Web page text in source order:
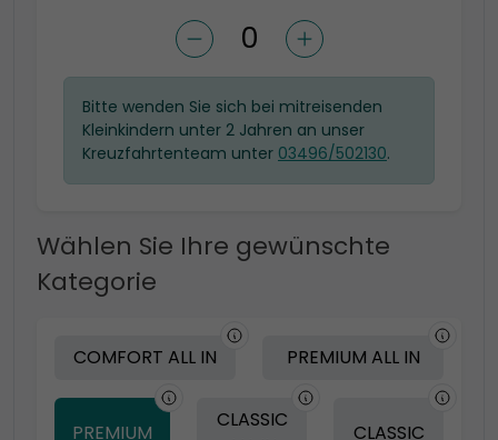
Bitte wenden Sie sich bei mitreisenden
Kleinkindern unter 2 Jahren an unser
Kreuzfahrtenteam unter 03496/502130.
Wählen Sie Ihre gewünschte
Kategorie
COMFORT ALL IN PREMIUM ALL IN
PREMIUM
CLASSIC
CLASSIC